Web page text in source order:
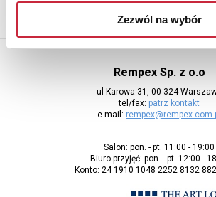
Zezwól na wybór
Rempex Sp. z o.o
ul Karowa 31, 00-324
tel/fax: patrz kontakt
e-mail:
Salon: pon. - pt. 11:00 - 19:00
Biuro przyjęć: pon. - pt. 12:00 -
Konto: 24 1910 1048 2252 8132